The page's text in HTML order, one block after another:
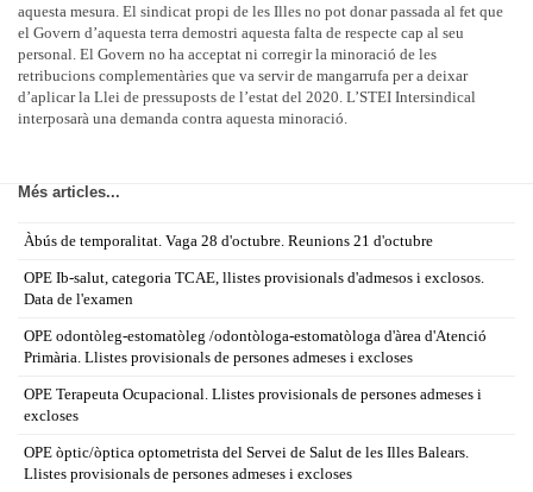
aquesta mesura. El sindicat propi de les Illes no pot donar passada al fet que
el Govern d’aquesta terra demostri aquesta falta de respecte cap al seu
personal. El Govern no ha acceptat ni corregir la minoració de les
retribucions complementàries que va servir de mangarrufa per a deixar
d’aplicar la Llei de pressuposts de l’estat del 2020. L’STEI Intersindical
interposarà una demanda contra aquesta minoració.
Més articles...
Àbús de temporalitat. Vaga 28 d'octubre. Reunions 21 d'octubre
OPE Ib-salut, categoria TCAE, llistes provisionals d'admesos i exclosos.
Data de l'examen
OPE odontòleg-estomatòleg /odontòloga-estomatòloga d'àrea d'Atenció
Primària. Llistes provisionals de persones admeses i excloses
OPE Terapeuta Ocupacional. Llistes provisionals de persones admeses i
excloses
OPE òptic/òptica optometrista del Servei de Salut de les Illes Balears.
Llistes provisionals de persones admeses i excloses